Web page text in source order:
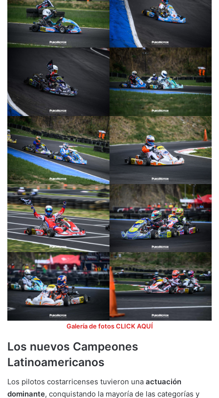
Galería de fotos CLICK AQUÍ
Los nuevos Campeones
Latinoamericanos
Los pilotos costarricenses tuvieron una actuación
dominante, conquistando la mayoría de las categorías y